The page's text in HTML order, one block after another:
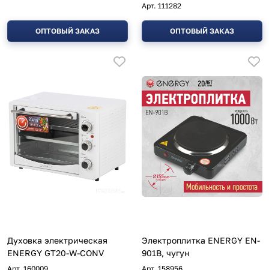
ОПТОВЫЙ ЗАКАЗ
Арт. 111282
ОПТОВЫЙ ЗАКАЗ
Духовка электрическая
ENERGY GT20-W-CONV
Электроплитка ENERGY EN-
901B, чугун